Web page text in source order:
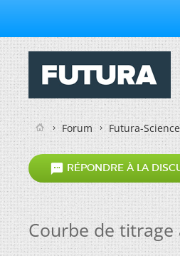
Forum Futura-
 RÉPONDRE À LA
Courbe de